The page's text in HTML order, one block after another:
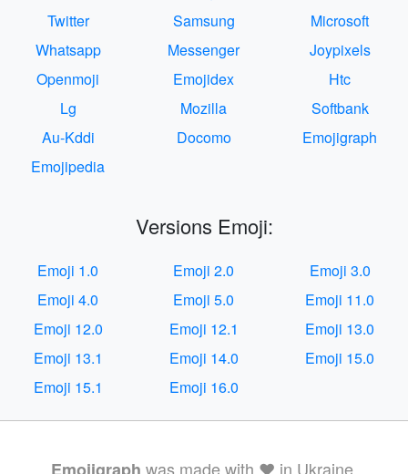
Twitter
Samsung
Microsoft
Whatsapp
Messenger
Joypixels
Openmoji
Emojidex
Htc
Lg
Mozilla
Softbank
Au-Kddi
Docomo
Emojigraph
Emojipedia
Versions Emoji:
Emoji 1.0 Emoji 2.0
Emoji 3.0
Emoji 4.0
Emoji 5.0
Emoji 11.0
Emoji 12.0
Emoji 12.1
Emoji 13.0
Emoji 13.1
Emoji 14.0
Emoji 15.0
Emoji 15.1
Emoji 16.0
was made with ❤️ in Ukraine.